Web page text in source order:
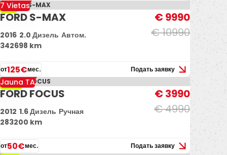
-9%
7 Vietas
FORD S-MAX
€ 10990
€ 9990
2016 2.0 Дизель Автом.
342698 km
от125€мес. Подать заявку
-20%
Jauna TA
FORD FOCUS
€ 4990
€ 3990
2012 1.6 Дизель Ручная
283200 km
от50€мес. Подать заявку